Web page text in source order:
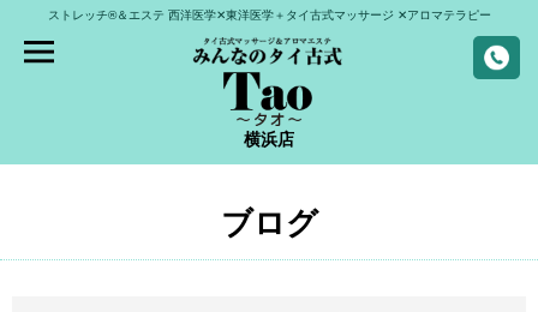
ストレッチ®＆エステ 西洋医学✕東洋医学＋タイ古式マッサージ ✕アロマテラピー
横浜店
ブログ